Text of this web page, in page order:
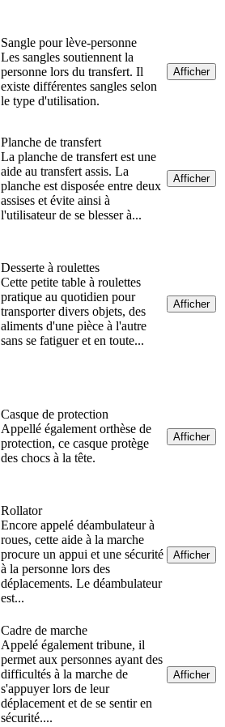
Sangle pour lève-personne
Les sangles soutiennent la
personne lors du transfert. Il
existe différentes sangles selon
le type d'utilisation.
Afficher
Planche de transfert
La planche de transfert est une
aide au transfert assis. La
planche est disposée entre deux
assises et évite ainsi à
l'utilisateur de se blesser à...
Afficher
Desserte à roulettes
Cette petite table à roulettes
pratique au quotidien pour
transporter divers objets, des
aliments d'une pièce à l'autre
sans se fatiguer et en toute...
Afficher
Casque de protection
Appellé également orthèse de
protection, ce casque protège
des chocs à la tête.
Afficher
Rollator
Encore appelé déambulateur à
roues, cette aide à la marche
procure un appui et une sécurité
à la personne lors des
déplacements. Le déambulateur
est...
Afficher
Cadre de marche
Appelé également tribune, il
permet aux personnes ayant des
difficultés à la marche de
s'appuyer lors de leur
déplacement et de se sentir en
sécurité....
Afficher